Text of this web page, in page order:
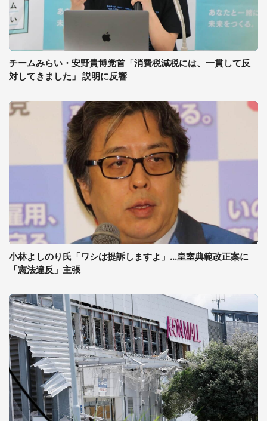
チームみらい・安野貴博党首「消費税減税には、一貫して反
対してきました」 説明に反響
小林よしのり氏「ワシは提訴しますよ」...皇室典範改正案に
「憲法違反」主張